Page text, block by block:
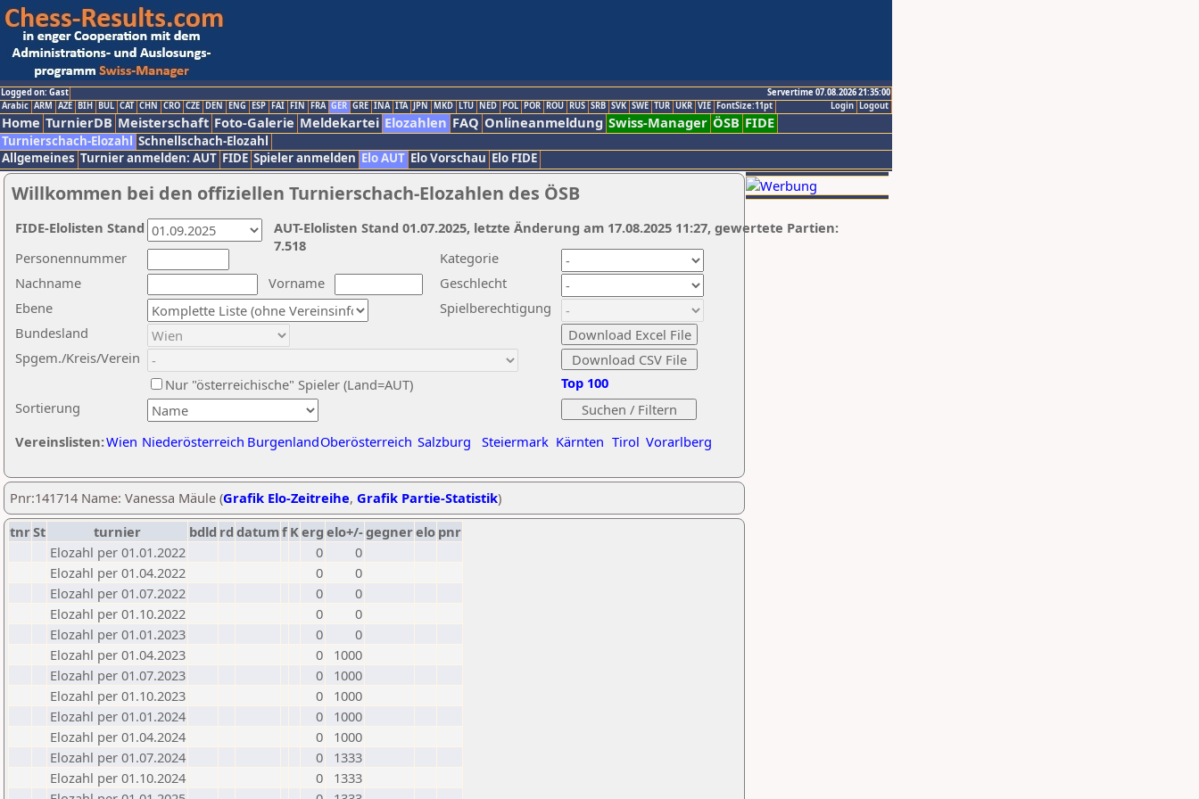
Logged on: Gast
Servertime 07.08.2026 21:35:00
Logout
Login
Arabic ARM AZE BIH BUL CAT CHN CRO CZE DEN ENG ESP FAI FIN FRA GER GRE INA ITA JPN MKD LTU NED POL POR ROU RUS SRB SVK SWE TUR UKR VIE FontSize:11pt
Home TurnierDB Meisterschaft Foto-Galerie Meldekartei Elozahlen FAQ Onlineanmeldung Swiss-Manager ÖSB FIDE
Turnierschach-Elozahl Schnellschach-Elozahl
Allgemeines Turnier anmelden: AUT FIDE Spieler anmelden Elo AUT Elo Vorschau Elo FIDE
Willkommen bei den offiziellen Turnierschach-Elozahlen des ÖSB
Nachname
Vorname
Ebene
Kategorie
Sortierung
Personennummer
Bundesland
Spgem./Kreis/Verein
Geschlecht
Nur "österreichische" Spieler (Land=AUT)
Spielberechtigung
Vereinslisten:Wien Niederösterreich BurgenlandOberösterreich Salzburg Steiermark Kärnten Tirol Vorarlberg
Top 100
AUT-Elolisten Stand 01.07.2025, letzte Änderung am 17.08.2025 11:27, gewertete Partien:
7.518
FIDE-Elolisten Stand
Pnr:141714 Name: Vanessa Mäule (Grafik Elo-Zeitreihe, Grafik Partie-Statistik)
tnrSt turnier bdld rd datumf Kerg elo+/-gegnerelo pnr
Elozahl per 01.01.2022
0
0
Elozahl per 01.04.2022
0
0
Elozahl per 01.07.2022
0
0
Elozahl per 01.10.2022
0
0
Elozahl per 01.01.2023
0
0
Elozahl per 01.04.2023
0
1000
Elozahl per 01.07.2023
0
1000
Elozahl per 01.10.2023
0
1000
Elozahl per 01.01.2024
0
1000
Elozahl per 01.04.2024
0
1000
Elozahl per 01.07.2024
0
1333
Elozahl per 01.10.2024
0
1333